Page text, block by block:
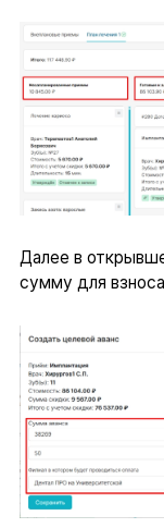
Далее в
сумму для